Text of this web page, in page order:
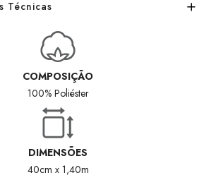
Técnicas
COMPOSIÇÃO
100% Poliéster
DIMENSÕES
40cm x 1,40m